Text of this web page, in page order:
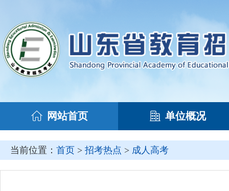
网站首页 单位概况
当前位置： 首页 > 招考热点 > 成人高考